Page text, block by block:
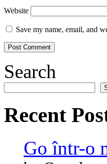
Website
Save my name, email, and
Search
Recent
Go într-o